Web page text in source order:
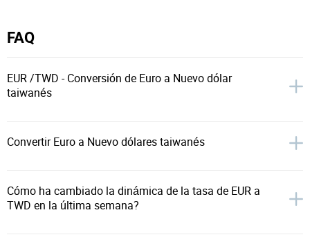
FAQ
EUR /TWD - Conversión de Euro a Nuevo dólar
taiwanés
Convertir Euro a Nuevo dólares taiwanés
Cómo ha cambiado la dinámica de la tasa de EUR a
TWD en la última semana?